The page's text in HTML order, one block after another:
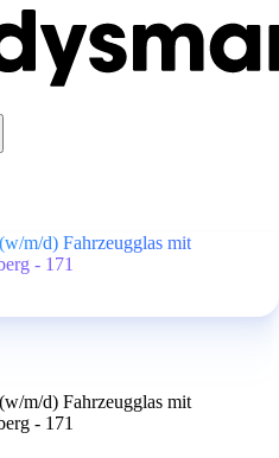
m/d) Fahrzeugglas mit
- 171
m/d) Fahrzeugglas mit
- 171